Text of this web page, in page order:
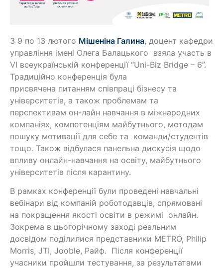
З 9 по 13 лютого Мішеніна Галина, доцент кафедри
управління імені Олега Балацького взяла участь в
VI всеукраїнській конференції “Uni-Biz Bridge – 6”.
Традиційно конференція була
присвячена питанням співпраці бізнесу та
університетів, а також проблемам та
перспективам он-лайн навчання в міжнародних
компаніях, компетенціям майбутнього, методам
пошуку мотивації для себе та команди/студентів
тощо. Також відбулася панельна дискусія щодо
впливу онлайн-навчання на освіту, майбутнього
університетів після карантину.
В рамках конференції були проведені навчальні
вебінари від компаній роботодавців, спрямовані
на покращення якості освіти в режимі онлайн.
Зокрема в цьогорічному заході реальним
досвідом поділилися представники МЕТRО, Philip
Morris, JTI, Jooble, Райф. Після конференції
учасники пройшли тестування, за результатами